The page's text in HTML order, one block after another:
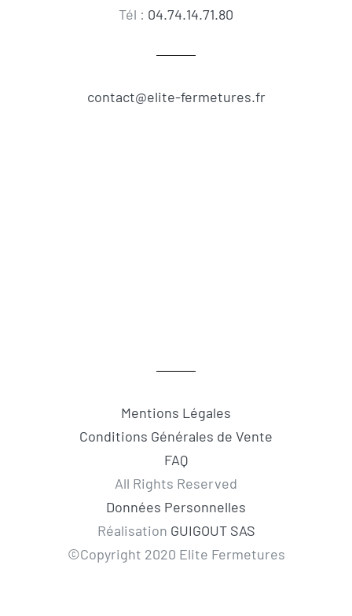
Tél : 04.74.14.71.80
contact@elite-fermetures.fr
Mentions Légales
Conditions Générales de Vente
FAQ
All Rights Reserved
Données Personnelles
Réalisation GUIGOUT SAS
©Copyright 2020 Elite Fermetures